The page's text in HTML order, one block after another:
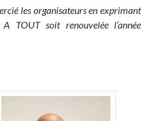
les organisateurs en exprimant
TOUT soit renouvelée l’année